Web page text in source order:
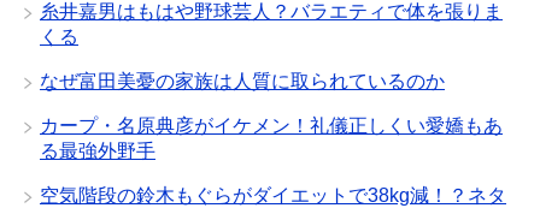
糸井嘉男はもはや野球芸人？バラエティで体を張りま
くる
なぜ富田美憂の家族は人質に取られているのか
カープ・名原典彦がイケメン！礼儀正しくい愛嬌もあ
る最強外野手
空気階段の鈴木もぐらがダイエットで38kg減！？ネタ